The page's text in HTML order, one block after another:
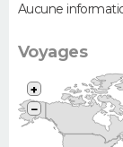
Aucune
Voyages
+
−